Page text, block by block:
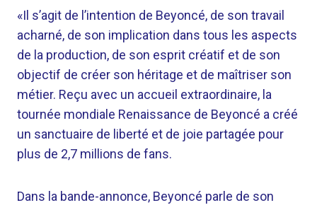
«Il s’agit de l’intention de Beyoncé, de son travail
acharné, de son implication dans tous les aspects
de la production, de son esprit créatif et de son
objectif de créer son héritage et de maîtriser son
métier. Reçu avec un accueil extraordinaire, la
tournée mondiale Renaissance de Beyoncé a créé
un sanctuaire de liberté et de joie partagée pour
plus de 2,7 millions de fans.
Dans la bande-annonce, Beyoncé parle de son